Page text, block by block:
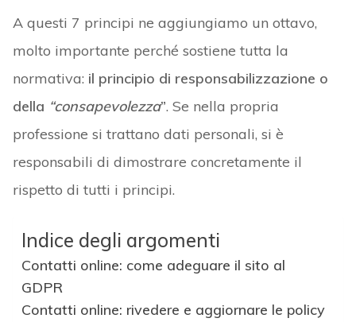
A questi 7 principi ne aggiungiamo un ottavo,
molto importante perché sostiene tutta la
normativa: il principio di responsabilizzazione o
della “consapevolezza”. Se nella propria
professione si trattano dati personali, si è
responsabili di dimostrare concretamente il
rispetto di tutti i principi.
Indice degli argomenti
Contatti online: come adeguare il sito al
GDPR
Contatti online: rivedere e aggiornare le policy